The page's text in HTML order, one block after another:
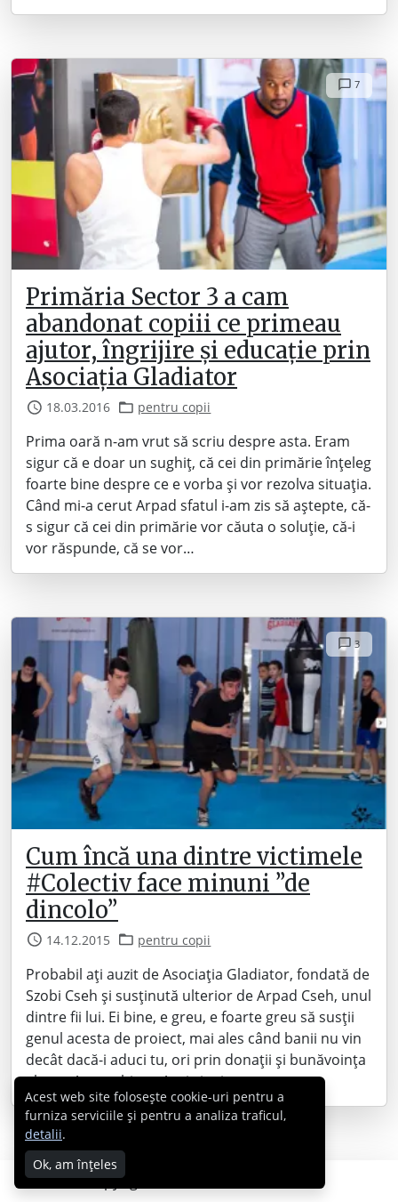
7
Primăria Sector 3 a cam
abandonat copiii ce primeau
ajutor, îngrijire și educație prin
Asociația Gladiator
18.03.2016 pentru copii
Prima oară n-am vrut să scriu despre asta. Eram
sigur că e doar un sughiț, că cei din primărie înțeleg
foarte bine despre ce e vorba și vor rezolva situația.
Când mi-a cerut Arpad sfatul i-am zis să aștepte, că-
s sigur că cei din primărie vor căuta o soluție, că-i
vor răspunde, că se vor…
3
Cum încă una dintre victimele
#Colectiv face minuni ”de
dincolo”
14.12.2015 pentru copii
Probabil ați auzit de Asociația Gladiator, fondată de
Szobi Cseh și susținută ulterior de Arpad Cseh, unul
dintre fii lui. Ei bine, e greu, e foarte greu să susții
genul acesta de proiect, mai ales când banii nu vin
decât dacă-i aduci tu, ori prin donații și bunăvoința
altora. Am vorbit cu Arpi și mi-a…
Copyright © 2007 - 2026 Cabral.ro
Acest web site folosește cookie-uri pentru a
furniza serviciile și pentru a analiza traficul,
detalii.
Ok, am înțeles